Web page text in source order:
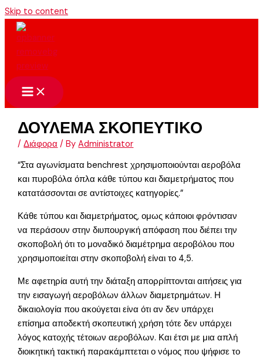
Skip to content
ΔΟΥΛΕΜΑ ΣΚΟΠΕΥΤΙΚΟ
/Διάφορα / ByAdministrator
“Στα αγωνίσματα benchrest χρησιμοποιούνται αεροβόλα
και πυροβόλα όπλα κάθε τύπου και διαμετρήματος που
κατατάσσονται σε αντίστοιχες κατηγορίες.”
Κάθε τύπου και διαμετρήματος, ομως κάποιοι φρόντισαν
να περάσουν στην διυπουργική απόφαση που διέπει την
σκοποβολή ότι το μοναδικό διαμέτρημα αεροβόλου που
χρησιμοποιείται στην σκοποβολή είναι το 4,5.
Με αφετηρία αυτή την διάταξη απορρίπτονται αιτήσεις για
την εισαγωγή αεροβόλων άλλων διαμετρημάτων. Η
δικαιολογία που ακούγεται είνα ότι αν δεν υπάρχει
επίσημα αποδεκτή σκοπευτική χρήση τότε δεν υπάρχει
λόγος κατοχής τέτοιων αεροβόλων. Και έτσι με μια απλή
διοικητική τακτική παρακάμπτεται ο νόμος που ψήφισε το